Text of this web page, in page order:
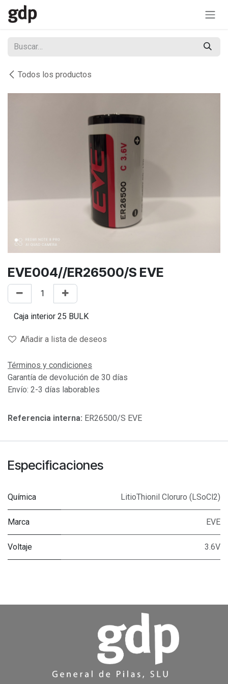
Ir al contenido
Todos los productos
EVE004//ER26500/S EVE
Añadir a lista de deseos
Términos y condiciones
Garantía de devolución de 30 días
Envío: 2-3 días laborables
Referencia interna: ER26500/S EVE
Especificaciones
Química LitioThionil Cloruro (LSoCl2)
Marca EVE
Voltaje 3.6V